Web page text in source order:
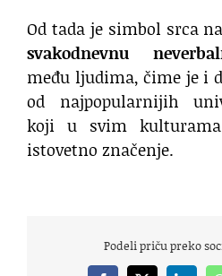
Od tada je simbol srca
svakodnevnu
među ljudima, čime je i
od najpopularnijih
koji u svim
istovetno značenje.
Podeli priču preko